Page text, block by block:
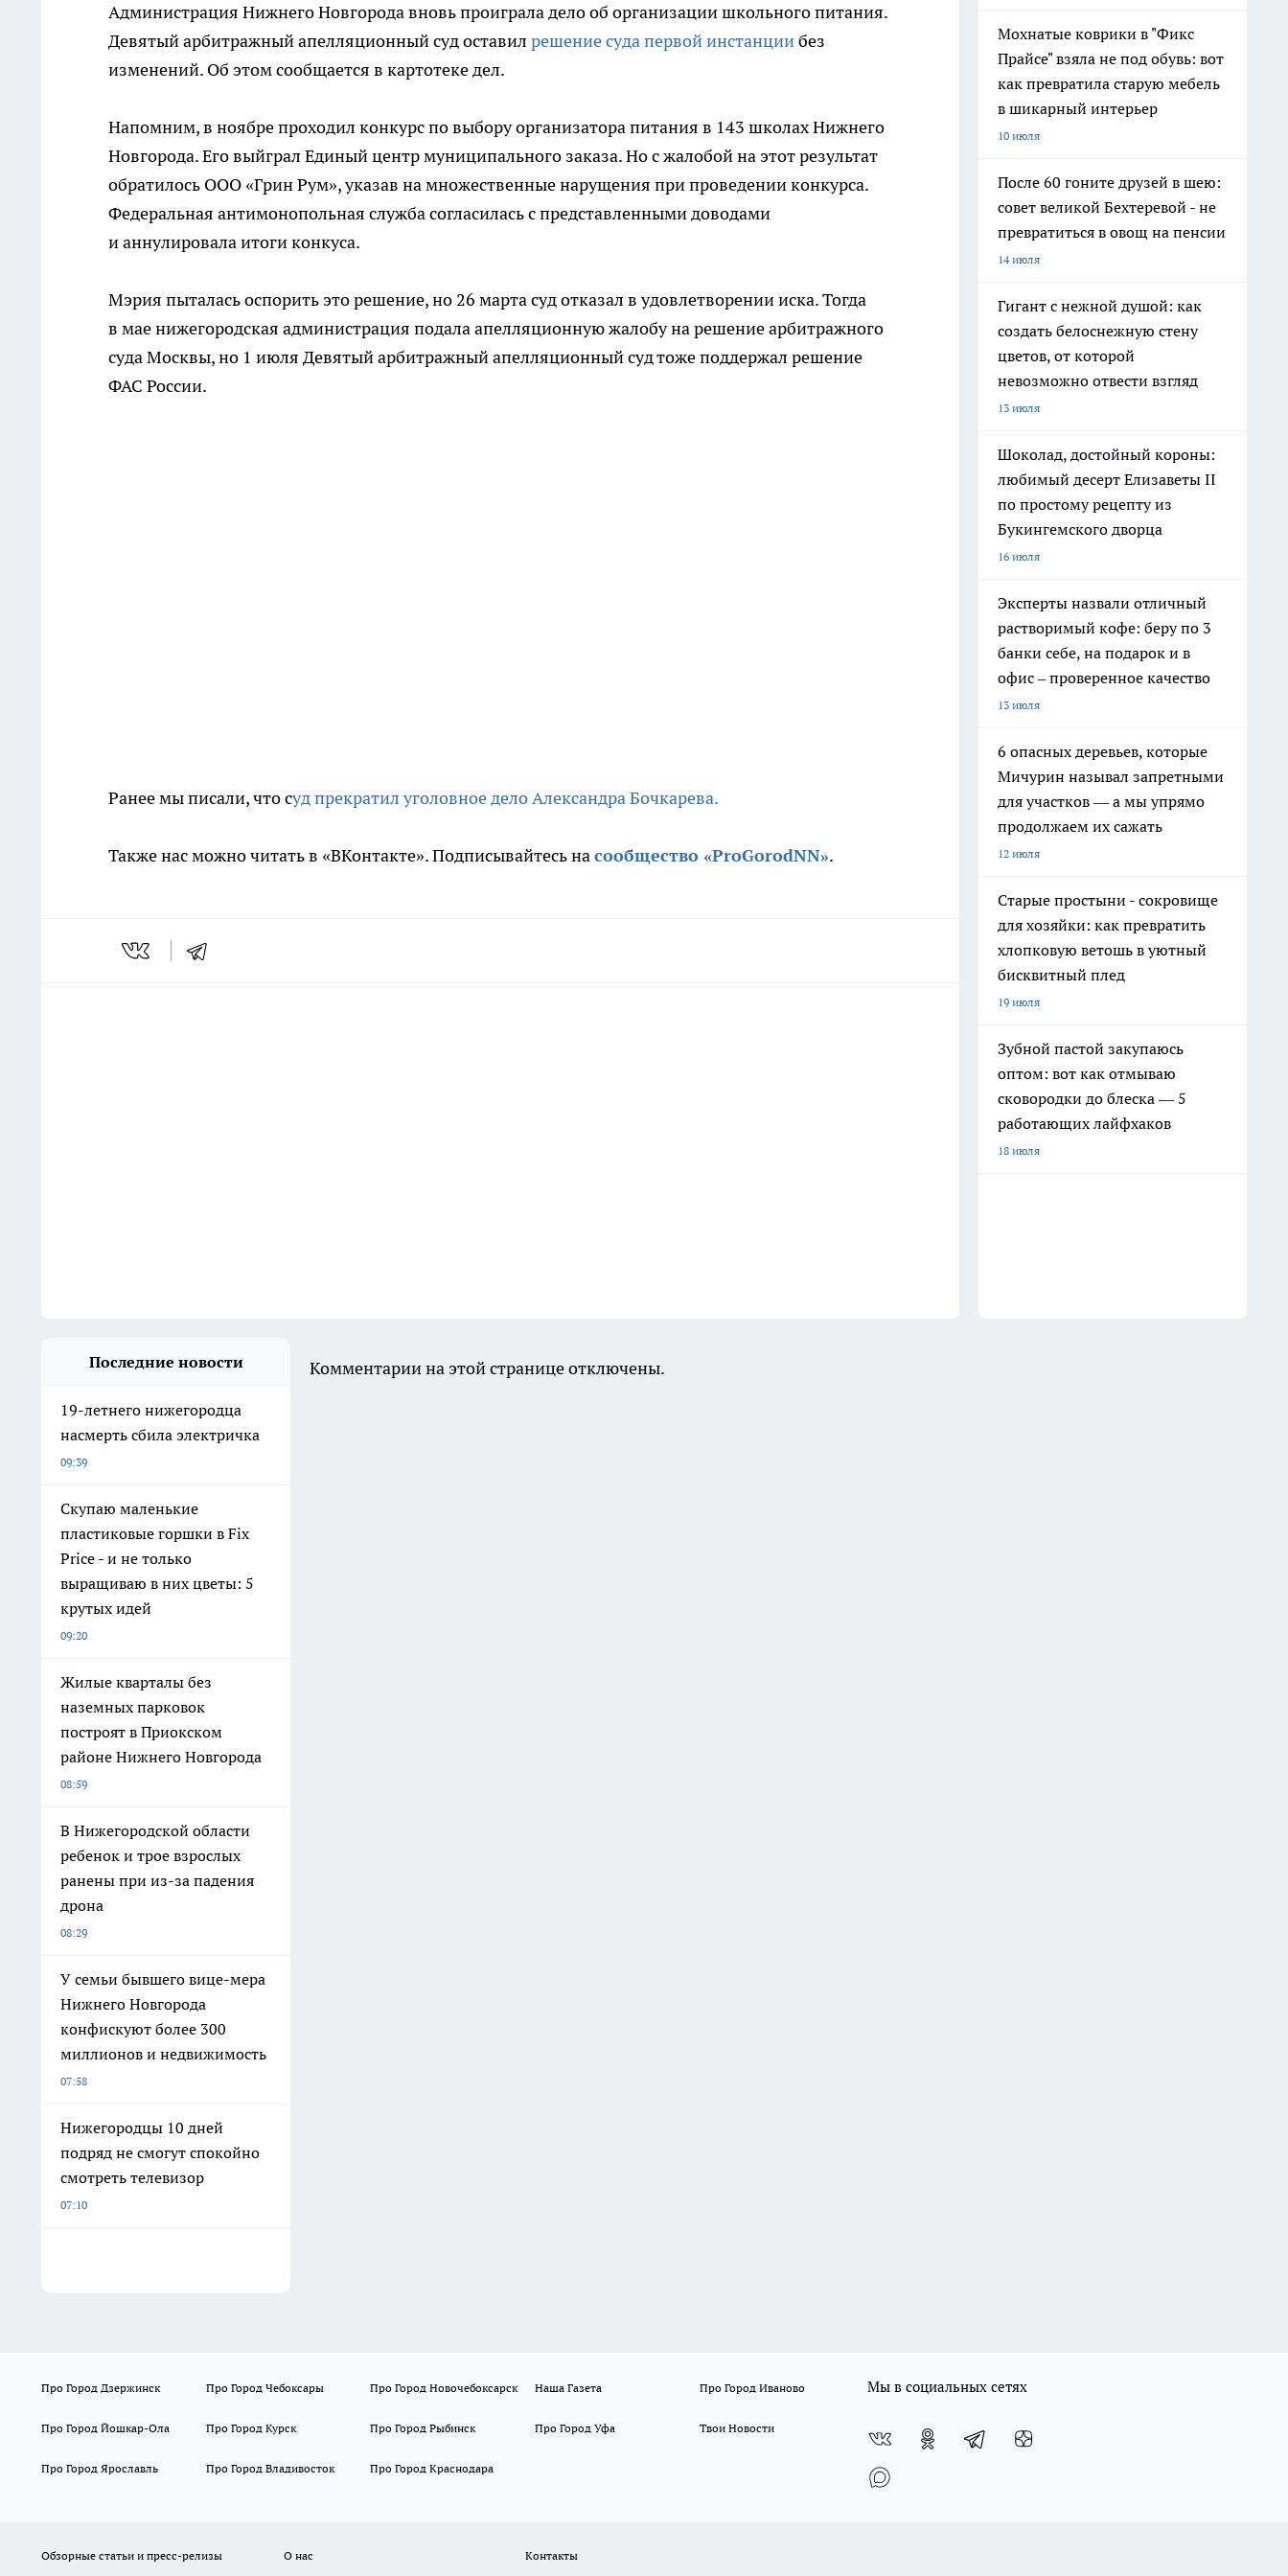
Администрация Нижнего Новгорода вновь проиграла дело об организации школьного питания.
Девятый арбитражный апелляционный суд оставил решение суда первой инстанциибез
изменений. Об этом сообщается в картотеке дел.
Напомним, в ноябре проходил конкурс по выбору организатора питания в 143 школах Нижнего
Новгорода. Его выйграл Единый центр муниципального заказа. Но с жалобой на этот результат
обратилось ООО «Грин Рум», указав на множественные нарущения при проведении конкурса.
Федеральная антимонопольная служба согласилась с представленными доводами
и аннулировала итоги конкуса.
Мэрия пыталась оспорить это решение, но 26 марта суд отказал в удовлетворении иска. Тогда
в мае нижегородская администрация подала апелляционную жалобу на решение арбитражного
суда Москвы, но 1 июля Девятый арбитражный апелляционный суд тоже поддержал решение
ФАС России.
Ранее мы писали, что суд прекратил уголовное дело Александра Бочкарева.
Также нас можно читать в «ВКонтакте». Подписывайтесь насообщество «ProGorodNN».
Мохнатые коврики в "Фикс
Прайсе" взяла не под обувь: вот
как превратила старую мебель
в шикарный интерьер
10 июля
После 60 гоните друзей в шею:
совет великой Бехтеревой - не
превратиться в овощ на пенсии
14 июля
Гигант с нежной душой: как
создать белоснежную стену
цветов, от которой
невозможно отвести взгляд
13 июля
Шоколад, достойный короны:
любимый десерт Елизаветы II
по простому рецепту из
Букингемского дворца
16 июля
Эксперты назвали отличный
растворимый кофе: беру по 3
банки себе, на подарок и в
офис – проверенное качество
13 июля
6 опасных деревьев, которые
Мичурин называл запретными
для участков — а мы упрямо
продолжаем их сажать
12 июля
Старые простыни - сокровище
для хозяйки: как превратить
хлопковую ветошь в уютный
бисквитный плед
19 июля
Зубной пастой закупаюсь
оптом: вот как отмываю
сковородки до блеска — 5
работающих лайфхаков
18 июля
Последние новости
19-летнего нижегородца
насмерть сбила электричка
09:39
Скупаю маленькие
пластиковые горшки в Fix
Price - и не только
выращиваю в них цветы: 5
крутых идей
09:20
Жилые кварталы без
наземных парковок
построят в Приокском
районе Нижнего Новгорода
08:59
В Нижегородской области
ребенок и трое взрослых
ранены при из-за падения
дрона
08:29
У семьи бывшего вице-мера
Нижнего Новгорода
конфискуют более 300
миллионов и недвижимость
07:58
Нижегородцы 10 дней
подряд не смогут спокойно
смотреть телевизор
07:10
Комментарии на этой странице отключены.
Про Город Дзержинск Про Город Чебоксары Про Город Новочебоксарск Наша Газета Про Город Иваново
Про Город Йошкар-Ола Про Город Курск Про Город Рыбинск Про Город Уфа Твои Новости
Про Город Ярославль Про Город Владивосток Про Город Краснодара
Мы в социальных сетях
Обзорные статьи и пресс-релизы О нас
Контакты